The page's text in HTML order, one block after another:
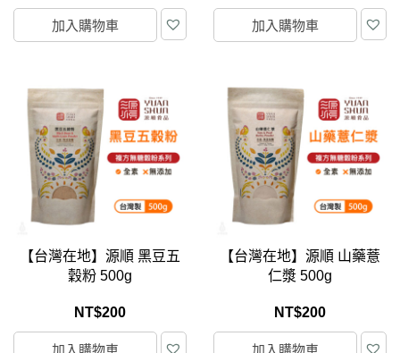
加入購物車 加入購物車
【台灣在地】源順 黑豆五
穀粉 500g
NT$200
加入購物車
【台灣在地】源順 山藥薏
仁漿 500g
NT$200
加入購物車